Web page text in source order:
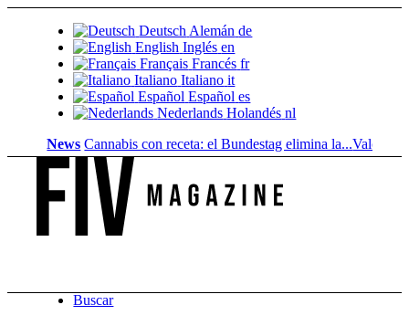
Deutsch Alemán de
English Inglés en
Français Francés fr
Italiano Italiano it
Español Español es
Nederlands Holandés nl
News Cannabis con receta: el Bundestag elimina la...Valor del
Buscar